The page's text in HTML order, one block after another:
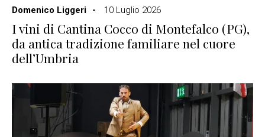
Domenico Liggeri
10 Luglio 2026
I vini di Cantina Cocco di Montefalco (PG),
da antica tradizione familiare nel cuore
dell’Umbria